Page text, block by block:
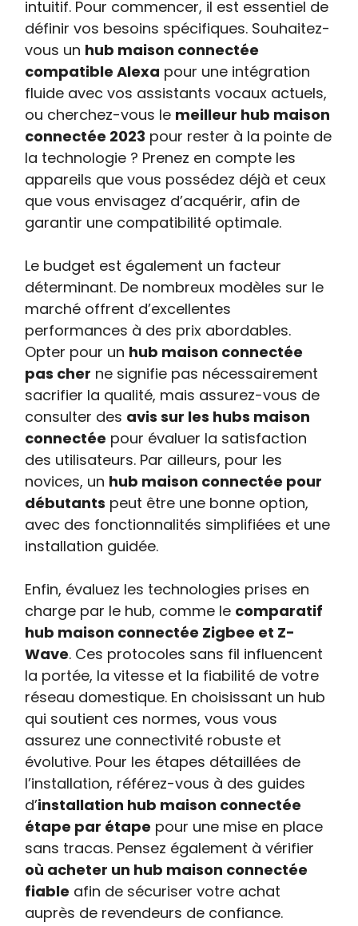
intuitif. Pour commencer, il est essentiel de
définir vos besoins spécifiques. Souhaitez-
vous un hub maison connectée
compatible Alexa pour une intégration
fluide avec vos assistants vocaux actuels,
ou cherchez-vous le meilleur hub maison
connectée 2023 pour rester à la pointe de
la technologie ? Prenez en compte les
appareils que vous possédez déjà et ceux
que vous envisagez d’acquérir, afin de
garantir une compatibilité optimale.
Le budget est également un facteur
déterminant. De nombreux modèles sur le
marché offrent d’excellentes
performances à des prix abordables.
Opter pour un hub maison connectée
pas cher ne signifie pas nécessairement
sacrifier la qualité, mais assurez-vous de
consulter des avis sur les hubs maison
connectée pour évaluer la satisfaction
des utilisateurs. Par ailleurs, pour les
novices, un hub maison connectée pour
débutants peut être une bonne option,
avec des fonctionnalités simplifiées et une
installation guidée.
Enfin, évaluez les technologies prises en
charge par le hub, comme le comparatif
hub maison connectée Zigbee et Z-
Wave. Ces protocoles sans fil influencent
la portée, la vitesse et la fiabilité de votre
réseau domestique. En choisissant un hub
qui soutient ces normes, vous vous
assurez une connectivité robuste et
évolutive. Pour les étapes détaillées de
l’installation, référez-vous à des guides
d’installation hub maison connectée
étape par étape pour une mise en place
sans tracas. Pensez également à vérifier
où acheter un hub maison connectée
fiable afin de sécuriser votre achat
auprès de revendeurs de confiance.